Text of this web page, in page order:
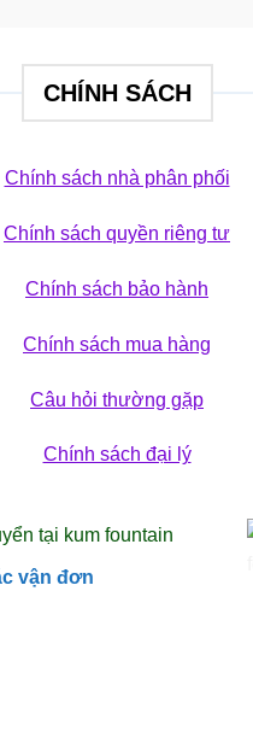
CHÍNH SÁCH
Chính sách nhà phân phối
Chính sách quyền riêng tư
Chính sách bảo hành
Chính sách mua hàng
Câu hỏi thường gặp
Chính sách đại lý
vận đơn